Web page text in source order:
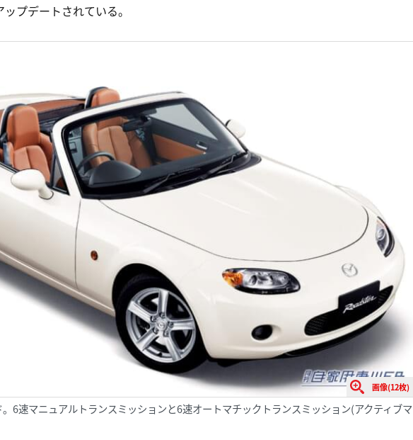
プデートされている。
画像(12枚)
。6速マニュアルトランスミッションと6速オートマチックトランスミッション(アクティブマ